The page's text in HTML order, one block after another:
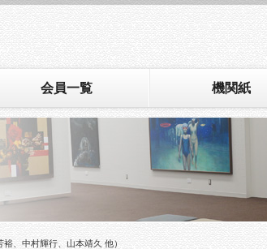
会員一覧 機関紙
、中村輝行、山本靖久 他）